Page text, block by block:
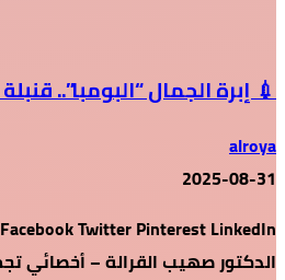
💉 إبرة الجمال “البومبا”..
alroya
2025-08-31
الدكتور صهيب القرالة – أخصائي